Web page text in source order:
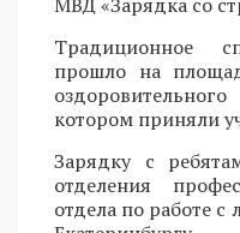
Традиционное
прошло на
котором приняли
Зарядку с
отделения
отдела по работе